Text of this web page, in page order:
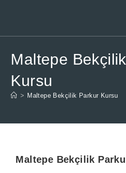
Maltepe
Kursu
> Maltepe Bekçilik Parkur Kursu
Maltepe Bekçilik